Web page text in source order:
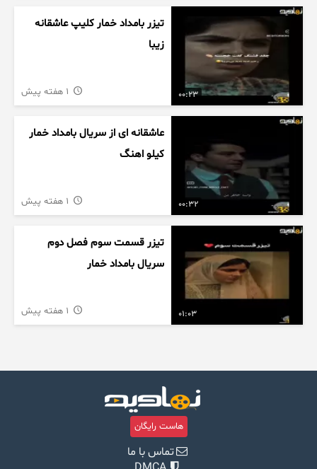
00:23
تیزر بامداد خمار کلیپ عاشقانه
زیبا
00:32
عاشقانه ای از سریال بامداد خمار
کیلو اهنگ
01:03
تیزر قسمت سوم فصل دوم
سریال بامداد خمار
هاست رایگان
تماس با ما